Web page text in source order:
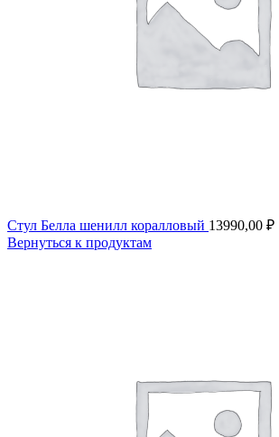
Стул Белла шенилл коралловый 13990,00 ₽
Вернуться к продуктам